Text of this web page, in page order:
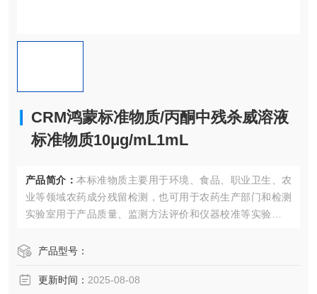
CRM鸿蒙标准物质/丙酮中残杀威溶液
标准物质10μg/mL1mL
产品简介： 本标准物质主要用于环境、食品、职业卫生、农
业等领域农药成分残留检测，也可用于农药生产部门和检测
实验室用于产品质量、监测方法评价和仪器校准等实验室质
产品型号：
更新时间： 2025-08-08